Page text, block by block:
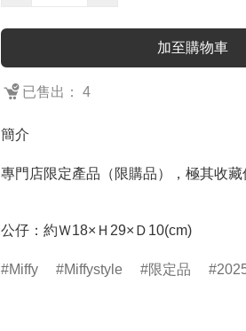
加至購物車
已售出： 4
簡介
專門店限定產品（限購品），極其收藏
Miffy Miffystyle 限定品